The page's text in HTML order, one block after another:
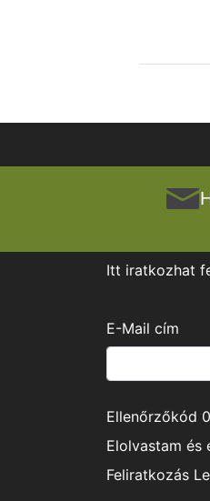
Itt iratkozhat
E-Mail cím
Ellenőrzőkód 0
Elolvastam és
Feliratkozás